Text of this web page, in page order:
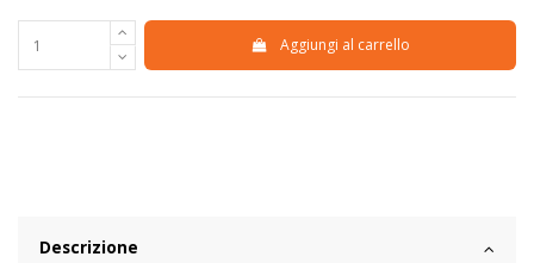
Aggiungi al carrello
Descrizione